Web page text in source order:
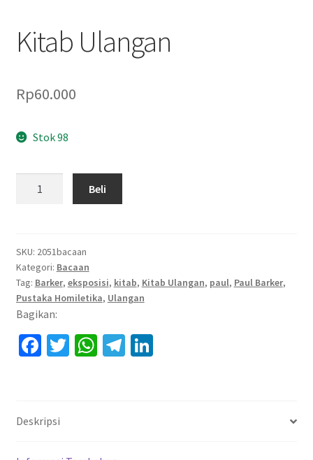
Kitab Ulangan
Rp60.000
Stok 98
Kuantitas
Beli
SKU: 2051bacaan
Kategori: Bacaan
Tag: Barker, eksposisi, kitab, Kitab Ulangan, paul, Paul Barker,
Pustaka Homiletika, Ulangan
Bagikan:
Fa
o
o
T W Te Li
Deskripsi